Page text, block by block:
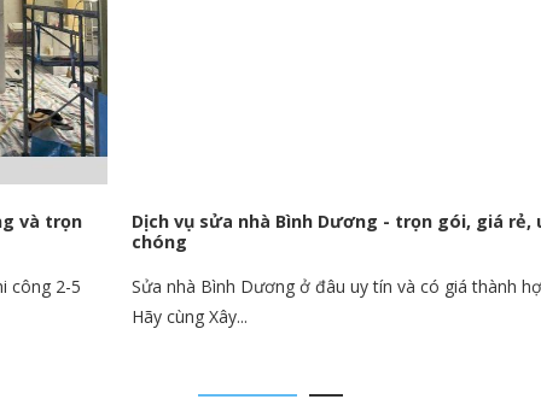
Dịch vụ sửa nhà Bình Dương - trọn gói, giá rẻ, uy tín, nhanh
Sửa nhà Bình Dương ở đâu uy tín và có giá thành hợp lý hiện nay?